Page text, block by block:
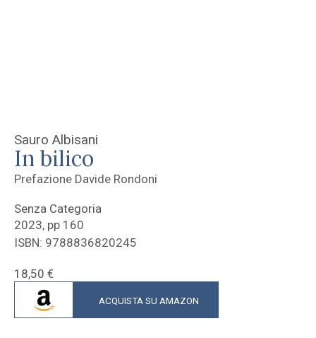
Sauro Albisani
In bilico
Prefazione Davide Rondoni
Senza Categoria
2023, pp 160
ISBN: 9788836820245
18,50 €
ACQUISTA SU AMAZON